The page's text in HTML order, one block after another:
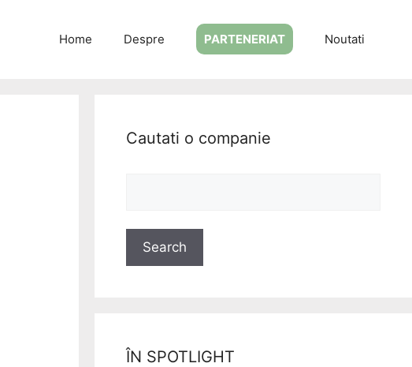
Home Despre PARTENERIAT Noutati
Cautati o companie
ÎN SPOTLIGHT